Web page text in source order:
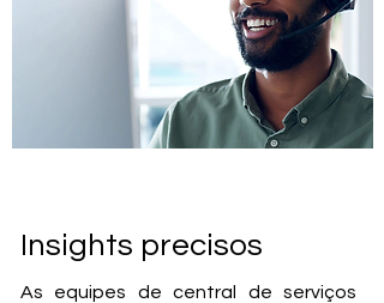
Insights precisos
As equipes de central de serviços